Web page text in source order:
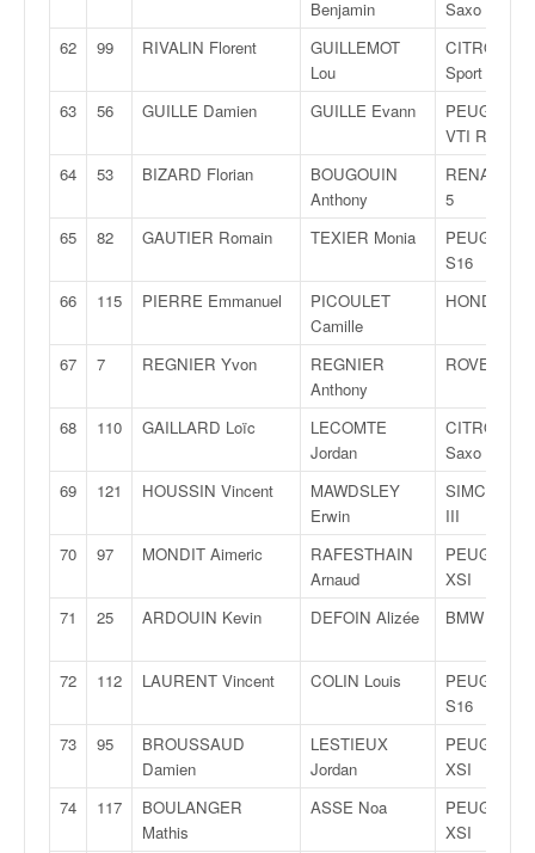
Benjamin
Saxo VTS
62
99 RIVALIN Florent
GUILLEMOT
Lou
CITROËN
Sport
63
56 GUILLE Damien GUILLE Evann
PEUGEOT
VTI R2
64
53 BIZARD Florian
BOUGOUIN
Anthony
RENAULT
5
65
82 GAUTIER Romain TEXIER Monia
PEUGEOT
S16
66
115 PIERRE Emmanuel
PICOULET
Camille
HONDA
67 7 REGNIER Yvon
REGNIER
Anthony
ROVER
68 110 GAILLARD Loïc
LECOMTE
Jordan
CITROËN
Saxo VTS
69
121 HOUSSIN Vincent
MAWDSLEY
Erwin
SIMCA
III
70
97 MONDIT Aimeric
RAFESTHAIN
Arnaud
PEUGEOT
XSI
71
25 ARDOUIN Kevin DEFOIN Alizée BMW 3.20 I
72 112 LAURENT Vincent COLIN Louis
PEUGEOT
S16
73
95
BROUSSAUD
Damien
LESTIEUX
Jordan
PEUGEOT
XSI
74
117
BOULANGER
Mathis
ASSE Noa
PEUGEOT
XSI